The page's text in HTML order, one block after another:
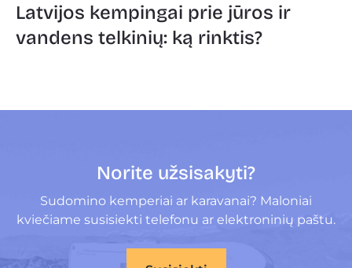
Latvijos kempingai prie jūros ir
vandens telkinių: ką rinktis?
Norite užsisakyti?
Sudomino kemperiai ar karavanai? Maloniai
kviečiame susisiekti telefonu ar elektroninių paštu.